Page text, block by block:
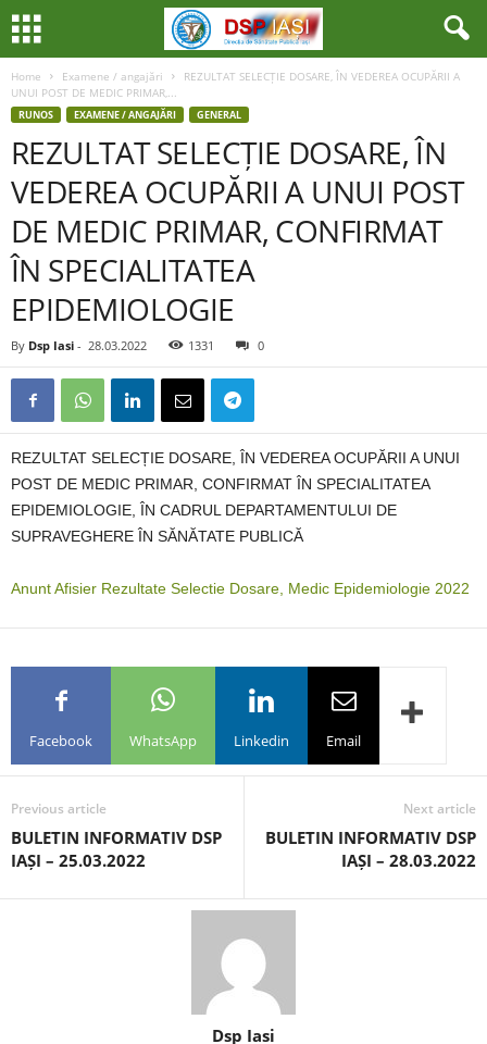
Home Examene / angajări
REZULTAT SELECȚIE DOSARE, ÎN VEDEREA OCUPĂRII A
UNUI POST DE MEDIC PRIMAR,...
RUNOS EXAMENE / ANGAJĂRI GENERAL
REZULTAT SELECȚIE DOSARE, ÎN
VEDEREA OCUPĂRII A UNUI POST
DE MEDIC PRIMAR, CONFIRMAT
ÎN SPECIALITATEA
EPIDEMIOLOGIE
By Dsp Iasi - 28.03.2022 1331 0
REZULTAT SELECȚIE DOSARE, ÎN VEDEREA OCUPĂRII A UNUI
POST DE MEDIC PRIMAR, CONFIRMAT ÎN SPECIALITATEA
EPIDEMIOLOGIE, ÎN CADRUL DEPARTAMENTULUI DE
SUPRAVEGHERE ÎN SĂNĂTATE PUBLICĂ
Anunt Afisier Rezultate Selectie Dosare, Medic Epidemiologie 2022
Facebook WhatsApp Linkedin Email
Previous article
BULETIN INFORMATIV DSP
IAȘI – 25.03.2022
Next article
BULETIN INFORMATIV DSP
IAȘI – 28.03.2022
Dsp Iasi